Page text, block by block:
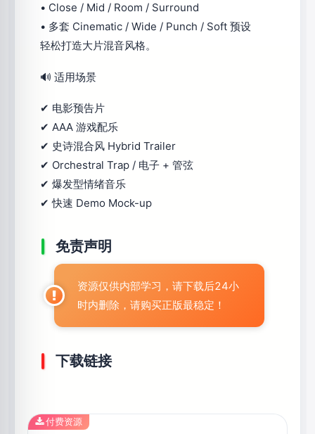
• Close / Mid / Room / Surround
• 多套 Cinematic / Wide / Punch / Soft 预设
轻松打造大片混音风格。
🔊 适用场景
✔ 电影预告片
✔ AAA 游戏配乐
✔ 史诗混合风 Hybrid Trailer
✔ Orchestral Trap / 电子 + 管弦
✔ 爆发型情绪音乐
✔ 快速 Demo Mock-up
免责声明
资源仅供内部学习，请下载后24小
时内删除，请购买正版最稳定！
下载链接
付费资源